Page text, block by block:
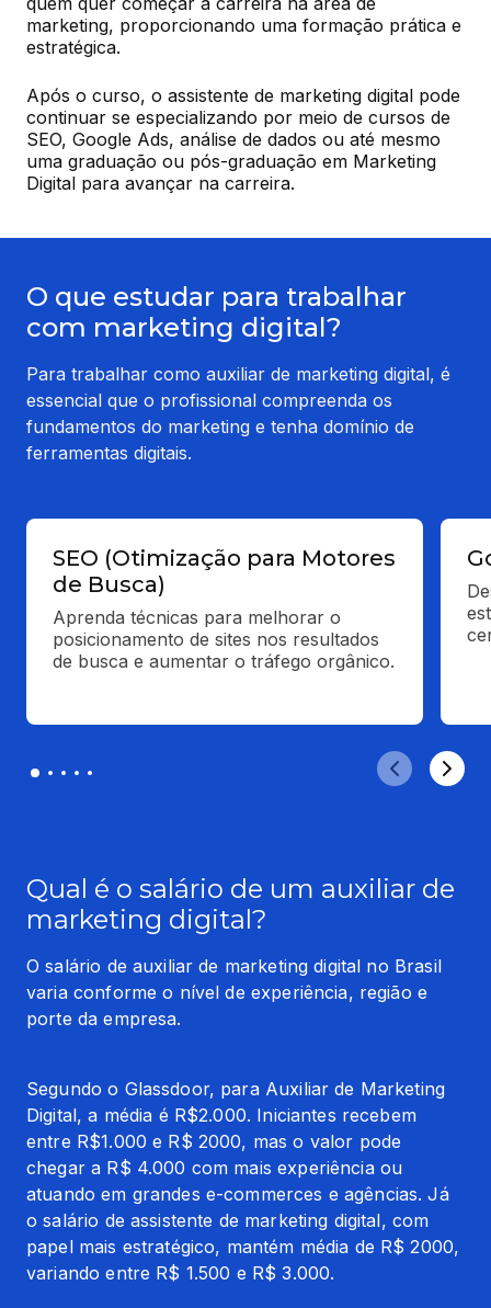
marketing, proporcionando uma formação prática e
estratégica.
Após o curso, o assistente de marketing digital pode
continuar se especializando por meio de cursos de
SEO, Google Ads, análise de dados ou até mesmo
uma graduação ou pós-graduação em Marketing
Digital para avançar na carreira.
O que estudar para trabalhar
com marketing digital?
Para trabalhar como auxiliar de marketing digital, é
essencial que o profissional compreenda os
fundamentos do marketing e tenha domínio de
ferramentas digitais.
SEO (Otimização para Motores
de Busca)
Aprenda técnicas para melhorar o
posicionamento de sites nos resultados
de busca e aumentar o tráfego orgânico.
Qual é o salário de um auxiliar de
marketing digital?
O salário de auxiliar de marketing digital no Brasil
varia conforme o nível de experiência, região e
porte da empresa.
Segundo o Glassdoor, para Auxiliar de Marketing
Digital, a média é R$2.000. Iniciantes recebem
entre R$1.000 e R$ 2000, mas o valor pode
chegar a R$ 4.000 com mais experiência ou
atuando em grandes e-commerces e agências. Já
o salário de assistente de marketing digital, com
papel mais estratégico, mantém média de R$ 2000,
variando entre R$ 1.500 e R$ 3.000.